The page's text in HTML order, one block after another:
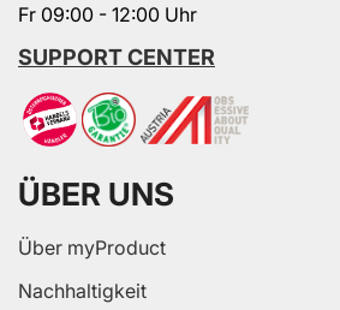
Fr 09:00 - 12:00 Uhr
SUPPORT CENTER
ÜBER UNS
Über myProduct
Nachhaltigkeit